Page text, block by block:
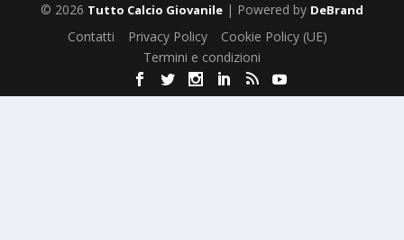
© 2026 Tutto Calcio Giovanile | Powered by DeBrand
Contatti Privacy Policy
Cookie Policy (UE)
Termini e condizioni